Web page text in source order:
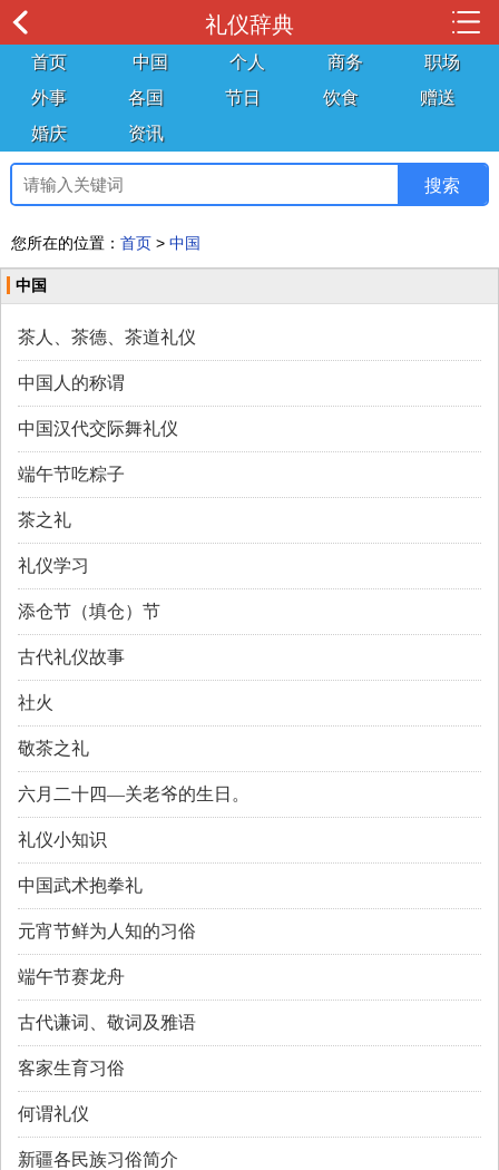
礼仪辞典
首页 中国 个人 商务
职场
外事
各国 节日 饮食
赠送
婚庆
资讯
您所在的位置： 首页 > 中国
中国
茶人、茶德、茶道礼仪
中国人的称谓
中国汉代交际舞礼仪
端午节吃粽子
茶之礼
礼仪学习
添仓节（填仓）节
古代礼仪故事
社火
敬茶之礼
六月二十四—关老爷的生日。
礼仪小知识
中国武术抱拳礼
元宵节鲜为人知的习俗
端午节赛龙舟
古代谦词、敬词及雅语
客家生育习俗
何谓礼仪
新疆各民族习俗简介